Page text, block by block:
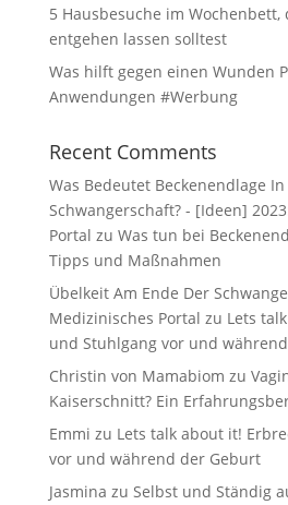
5 Hausbesuche im
entgehen lassen solltest
Was hilft gegen einen Wunden
Anwendungen #Werbung
Recent Comments
Was Bedeutet Beckenendlage
Schwangerschaft? - [Ideen]
Portal zu Was tun bei
Tipps und Maßnahmen
Übelkeit Am Ende Der
Medizinisches Portal zu Lets
und Stuhlgang vor und
Christin von Mamabiom zu
Kaiserschnitt? Ein
Emmi zu Lets talk about it!
vor und während der Geburt
Jasmina zu Selbst und Ständig